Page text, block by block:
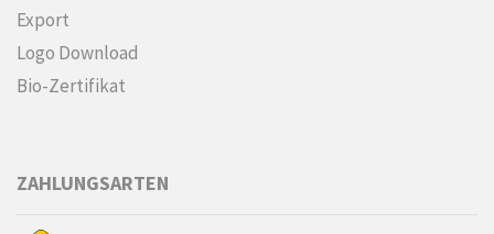
Export
Logo Download
Bio-Zertifikat
ZAHLUNGSARTEN